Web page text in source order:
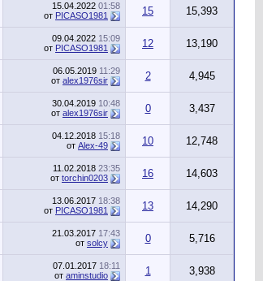
15.04.2022 01:58
от PICASO1981 15 15,393
09.04.2022 15:09
от PICASO1981 12 13,190
06.05.2019 11:29
от alex1976sir 2 4,945
30.04.2019 10:48
от alex1976sir 0 3,437
04.12.2018 15:18
от Alex-49 10 12,748
11.02.2018 23:35
от torchin0203 16 14,603
13.06.2017 18:38
от PICASO1981 13 14,290
21.03.2017 17:43
от solcy 0 5,716
07.01.2017 18:11
от aminstudio 1 3,938